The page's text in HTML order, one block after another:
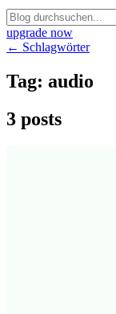
upgrade now
← Schlagwörter
Tag: audio
3 posts